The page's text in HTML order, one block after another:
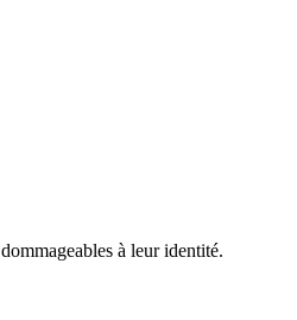
à leur identité.